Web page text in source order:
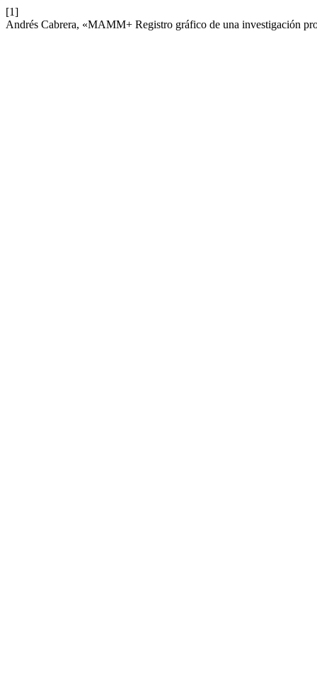
[1]
Andrés Cabrera, «MAMM+ Registro gráfico de una investigación